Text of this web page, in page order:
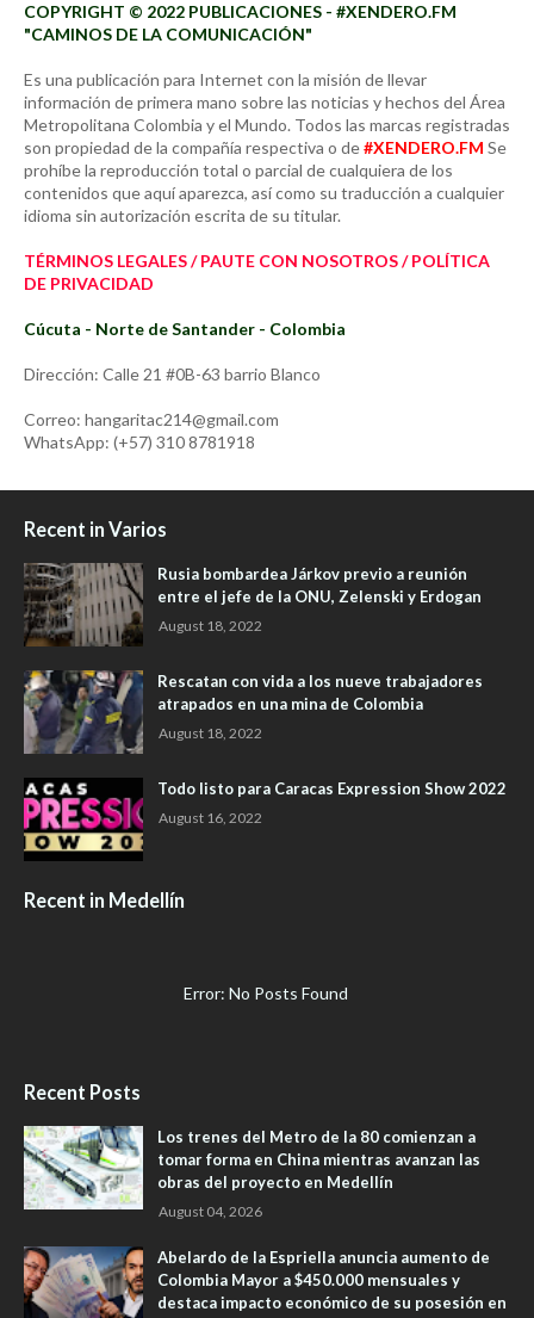
COPYRIGHT © 2022 PUBLICACIONES - #XENDERO.FM
"CAMINOS DE LA COMUNICACIÓN"
Es una publicación para Internet con la misión de llevar
información de primera mano sobre las noticias y hechos del Área
Metropolitana Colombia y el Mundo. Todos las marcas registradas
son propiedad de la compañía respectiva o de#XENDERO.FM Se
prohíbe la reproducción total o parcial de cualquiera de los
contenidos que aquí aparezca, así como su traducción a cualquier
idioma sin autorización escrita de su titular.
TÉRMINOS LEGALES / PAUTE CON NOSOTROS / POLÍTICA
DE PRIVACIDAD
Cúcuta - Norte de Santander - Colombia
Dirección: Calle 21 #0B-63 barrio Blanco
Correo: hangaritac214@gmail.com
WhatsApp: (+57) 310 8781918
Recent in Varios
Rusia bombardea Járkov previo a reunión
entre el jefe de la ONU, Zelenski y Erdogan
August 18, 2022
Rescatan con vida a los nueve trabajadores
atrapados en una mina de Colombia
August 18, 2022
Todo listo para Caracas Expression Show 2022
August 16, 2022
Recent in Medellín
Error: No Posts Found
Recent Posts
Los trenes del Metro de la 80 comienzan a
tomar forma en China mientras avanzan las
obras del proyecto en Medellín
August 04, 2026
Abelardo de la Espriella anuncia aumento de
Colombia Mayor a $450.000 mensuales y
destaca impacto económico de su posesión en